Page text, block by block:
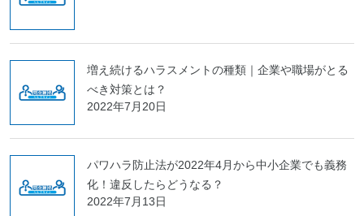
増え続けるハラスメントの種類｜企業や職場がとる
べき対策とは？
2022年7月20日
パワハラ防止法が2022年4月から中小企業でも義務
化！違反したらどうなる？
2022年7月13日